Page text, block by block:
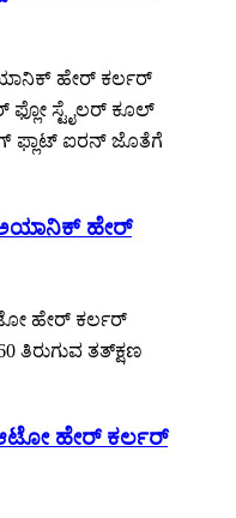
ಅಯಾನಿಕ್ ಹೇರ್
ಆಟೋ ಹೇರ್ ಕರ್ಲರ್